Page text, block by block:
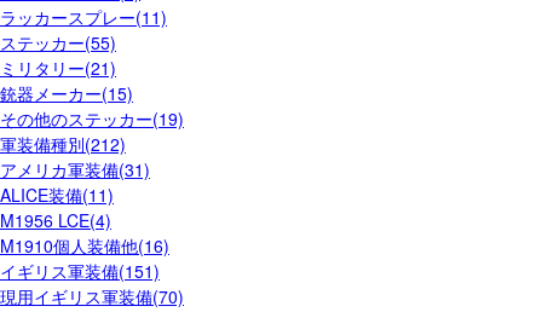
ラッカースプレー(11)
ステッカー(55)
ミリタリー(21)
銃器メーカー(15)
その他のステッカー(19)
軍装備種別(212)
アメリカ軍装備(31)
ALICE装備(11)
M1956 LCE(4)
M1910個人装備他(16)
イギリス軍装備(151)
現用イギリス軍装備(70)